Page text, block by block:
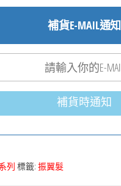
補貨E-MAIL通知
補貨時通知
列 標籤: 振翼髮